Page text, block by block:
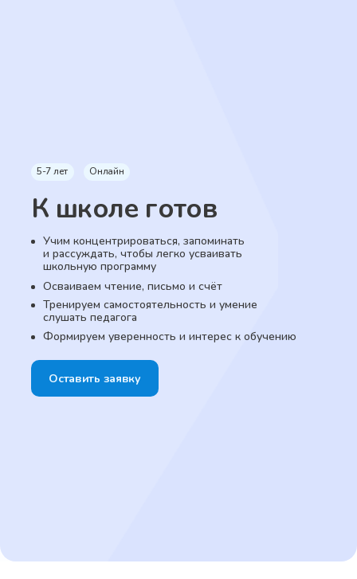
К школе готов
Оставить заявку
5-7 лет Онлайн
Учим концентрироваться, запоминать
и рассуждать, чтобы легко усваивать
школьную программу
Осваиваем чтение, письмо и счёт
Тренируем самостоятельность и умение
слушать педагога
Формируем уверенность и интерес к обучению